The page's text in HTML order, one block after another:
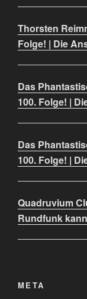
Thorsten
Folge! | Die
Das
100. Folge! |
Das
100. Folge! |
Quadruvium
Rundfunk
META